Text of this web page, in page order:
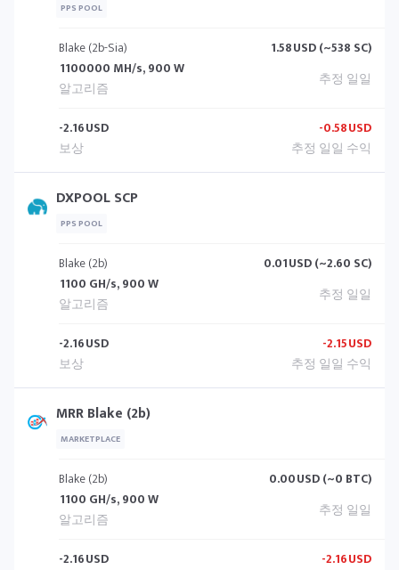
PPS POOL
Blake (2b-Sia)
1100000 MH/s, 900 W
1.58USD (~538 SC)
-2.16USD -0.58USD
DXPOOL SCP
PPS POOL
Blake (2b)
1100 GH/s, 900 W
0.01USD (~2.60 SC)
-2.16USD -2.15USD
MRR Blake (2b)
MARKETPLACE
Blake (2b)
1100 GH/s, 900 W
0.00USD (~0 BTC)
-2.16USD -2.16USD